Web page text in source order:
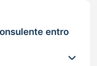
entro